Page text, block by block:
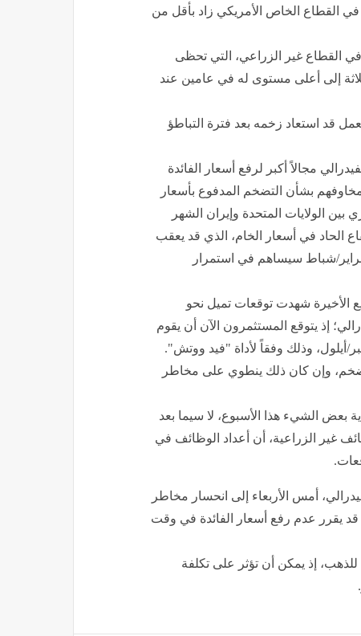
القطاع الخاص الأمريكي زاد بأقل من
في القطاع غير الزراعي، التي تحظى
إلى أعلى مستوى له في عامين عند
قد استعاد زخمه بعد فترة التباطؤ
مجالاً أكبر لرفع أسعار الفائدة
بشأن التضخم المدفوع بأسعار
الولايات المتحدة وإيران الشهر
الحاد في أسعار الخام، الذي قد يعقب
شباط سيساهم في استمرار
الأخيرة شهدت توقعات تميل نحو
إذ يتوقع المستثمرون الآن أن يقوم
أيلول، وذلك وفقاً لأداة "فيد ووتش".
وإن كان ذلك ينطوي على مخاطر
بعض الشيء هذا الأسبوع، لا سيما بعد
غير الزراعية، أن أعداد الوظائف في
أمس الأربعاء إلى انحسار مخاطر
قد يقرر عدم رفع أسعار الفائدة في وقت
للذهب، إذ يمكن أن تؤثر على تكلفة